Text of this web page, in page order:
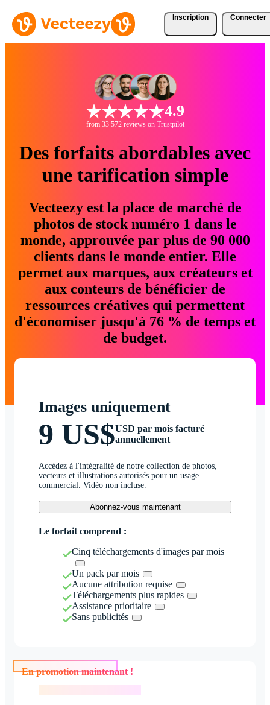
Inscription Connecter
4.9
from 33 572 reviews on Trustpilot
Des forfaits abordables avec
une tarification simple
Vecteezy est la place de marché de
photos de stock numéro 1 dans le
monde, approuvée par plus de 90 000
clients dans le monde entier. Elle
permet aux marques, aux créateurs et
aux conteurs de bénéficier de
ressources créatives qui permettent
d'économiser jusqu'à 76 % de temps et
de budget.
Images uniquement
9 US$USD par mois facturé
annuellement
Accédez à l'intégralité de notre collection de photos,
vecteurs et illustrations autorisés pour un usage
commercial. Vidéo non incluse.
Abonnez-vous maintenant
Le forfait comprend :
Cinq téléchargements d'images par mois
Un pack par mois
Aucune attribution requise
Téléchargements plus rapides
Assistance prioritaire
Sans publicités
En promotion maintenant !